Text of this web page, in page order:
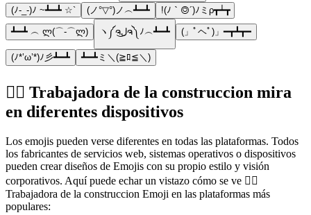
(ﾉ-_-)ﾉ ~┻━┻ ☆` (ノ°▽°)ノ︵┻━┻ !(ﾉ｀◎´)ﾉミρ┳┷┳
┻━┻ ︵ ლ(⌒-⌒ლ) ヽ༼ຈل͜ຈ༽ﾉ︵┻━┻ (」ﾟヘﾟ)」━┳┻┳━
(ﾉ*’ω’*)ﾉ彡┻━┻ ┻━┻ミ＼(≧ﾛ≦＼)
👷‍♀️ Trabajadora de la construccion mira
en diferentes dispositivos
Los emojis pueden verse diferentes en todas las plataformas. Todos
los fabricantes de servicios web, sistemas operativos o dispositivos
pueden crear diseños de Emojis con su propio estilo y visión
corporativos. Aquí puede echar un vistazo cómo se ve 👷‍♀️
Trabajadora de la construccion Emoji en las plataformas más
populares: